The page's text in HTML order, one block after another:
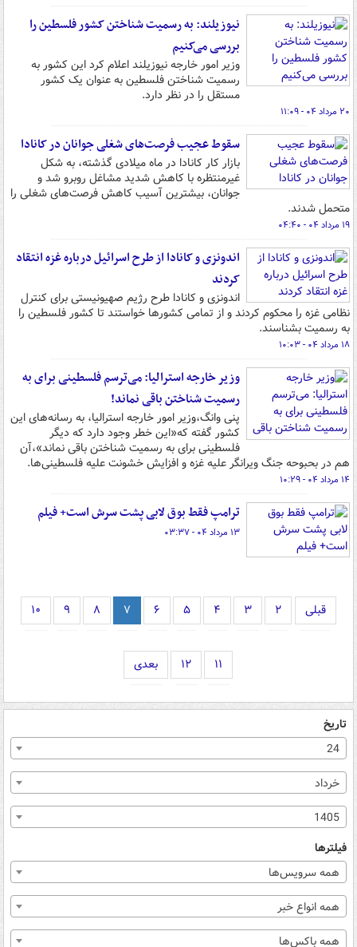
نیوزیلند: به رسمیت شناختن کشور فلسطین را
بررسی می‌کنیم
وزیر امور خارجه نیوزیلند اعلام کرد این کشور به
رسمیت شناختن فلسطین به عنوان یک کشور
مستقل را در نظر دارد.
۲۰ مرداد ۰۴ - ۱۱:۰۹
سقوط عجیب فرصت‌های شغلی جوانان در کانادا
بازار کار کانادا در ماه میلادی گذشته، به‌ شکل
غیرمنتظره با کاهش شدید مشاغل روبرو شد و
جوانان، بیشترین آسیب کاهش فرصت‌های شغلی را
متحمل شدند.
۱۹ مرداد ۰۴ - ۰۴:۴۰
اندونزی و کانادا از طرح اسرائیل درباره غزه انتقاد
کردند
اندونزی و کانادا طرح رژیم صهیونیستی برای کنترل
نظامی غزه را محکوم کردند و از تمامی کشورها خواستند تا کشور فلسطین را
به رسمیت بشناسند.
۱۸ مرداد ۰۴ - ۱۰:۰۳
وزیر خارجه استرالیا: می‌ترسم فلسطینی برای به
رسمیت شناختن باقی نماند!
پنی وانگ،وزیر امور خارجه استرالیا، به رسانه‌های این
کشور گفته که«این خطر وجود دارد که دیگر
فلسطینی برای به رسمیت شناختن باقی نماند»،آن
هم در بحبوحه جنگ ویرانگر علیه غزه و افزایش خشونت علیه فلسطینی‌ها.
۱۴ مرداد ۰۴ - ۱۰:۲۹
ترامپ فقط بوق لابی پشت سرش است+ فیلم
۱۳ مرداد ۰۴ - ۰۳:۳۷
قبلی ۲ ۳ ۴ ۵ ۶ ۷ ۸ ۹ ۱۰
۱۱ ۱۲ بعدی
تاریخ
24
خرداد
1405
فیلترها
همه سرویس‌ها
همه انواع خبر
همه باکس‌ها